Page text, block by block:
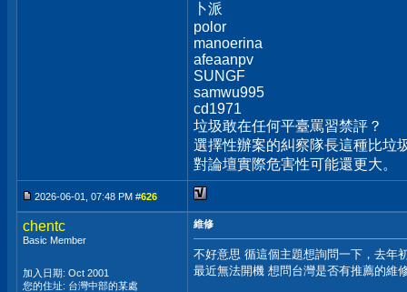
卜派
polor
manoerina
afeaanpv
SUNGF
samwu995
cd1971
垃圾敢在任何平臺罵習禁評？
選擇性辦案的糾察隊長這種比垃
對論壇實際危害性可能還更大。
2026-06-01, 07:48 PM #626
chentc
Basic Member
加入日期: Oct 2001
您的住址: 台灣中部的某處
維修
不好意思 循這個主題想詢問一下，去年
最近無法開機 想問台灣是否有推薦的維